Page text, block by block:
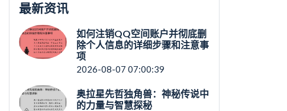
最新资讯
如何注销QQ空间账户并彻底删
除个人信息的详细步骤和注意事
项
2026-08-07 07:00:39
奥拉星先哲独角兽：神秘传说中
的力量与智慧探秘